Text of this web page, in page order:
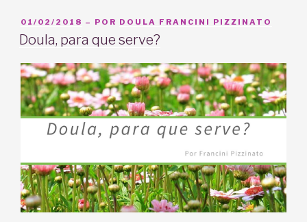
Doula”
PUBLICADO
EM
01/02/2018 – POR DOULA FRANCINI PIZZINATO
Doula, para que serve?